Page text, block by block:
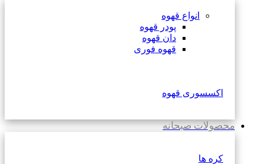
انواع قهوه
پودر قهوه
دان قهوه
قهوه فوری
اکسسوری قهوه
محصولات صبحانه
کره ها